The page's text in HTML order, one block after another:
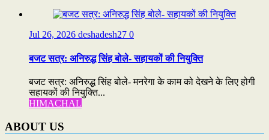
Jul 26, 2026 deshadesh27 0
बजट सत्र: अनिरुद्ध सिंह बोले- सहायकों की नियुक्ति
बजट सत्र: अनिरुद्ध सिंह बोले- मनरेगा के काम को देखने के लिए होगी
सहायकों की नियुक्ति...
HIMACHAL
ABOUT US